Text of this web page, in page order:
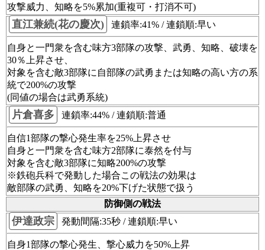
攻撃威力、知略を5%累加(重複可・打消不可)
直江兼続(花の慶次) 連鎖率:41% / 連鎖順:早い
自身と一門衆を含む味方3部隊の攻撃、武勇、知略、破壊を
30％上昇させ、
対象を含む敵3部隊に自部隊の武勇または知略の高い方の系
統で200%の攻撃
(同値の場合は武勇系統)
片倉喜多 連鎖率:44% / 連鎖順:普通
自信1部隊の撃心発生率を25%上昇させ
自身と一門衆を含む味方2部隊に泰然を付与
対象を含む敵3部隊に知略200%の攻撃
※鉄砲兵科で発動した場合この戦法の効果は
敵部隊の武勇、知略を20%下げた状態で扱う
防御側の戦法
伊達政宗 発動間隔:35秒 / 連鎖順:早い
自身1部隊の撃心発生、撃心威力を50%上昇